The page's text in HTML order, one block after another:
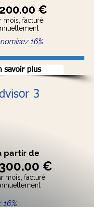
€
mois, facturé
16%
savoir plus
3
partir de
€
mois, facturé